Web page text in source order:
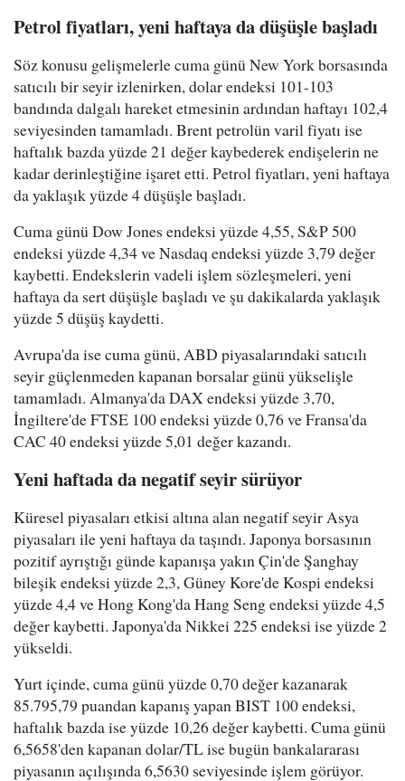
Petrol fiyatları, yeni haftaya da düşüşle başladı
Söz konusu gelişmelerle cuma günü New York borsasında
satıcılı bir seyir izlenirken, dolar endeksi 101-103
bandında dalgalı hareket etmesinin ardından haftayı 102,4
seviyesinden tamamladı. Brent petrolün varil fiyatı ise
haftalık bazda yüzde 21 değer kaybederek endişelerin ne
kadar derinleştiğine işaret etti. Petrol fiyatları, yeni haftaya
da yaklaşık yüzde 4 düşüşle başladı.
Cuma günü Dow Jones endeksi yüzde 4,55, S&P 500
endeksi yüzde 4,34 ve Nasdaq endeksi yüzde 3,79 değer
kaybetti. Endekslerin vadeli işlem sözleşmeleri, yeni
haftaya da sert düşüşle başladı ve şu dakikalarda yaklaşık
yüzde 5 düşüş kaydetti.
Avrupa'da ise cuma günü, ABD piyasalarındaki satıcılı
seyir güçlenmeden kapanan borsalar günü yükselişle
tamamladı. Almanya'da DAX endeksi yüzde 3,70,
İngiltere'de FTSE 100 endeksi yüzde 0,76 ve Fransa'da
CAC 40 endeksi yüzde 5,01 değer kazandı.
Yeni haftada da negatif seyir sürüyor
Küresel piyasaları etkisi altına alan negatif seyir Asya
piyasaları ile yeni haftaya da taşındı. Japonya borsasının
pozitif ayrıştığı günde kapanışa yakın Çin'de Şanghay
bileşik endeksi yüzde 2,3, Güney Kore'de Kospi endeksi
yüzde 4,4 ve Hong Kong'da Hang Seng endeksi yüzde 4,5
değer kaybetti. Japonya'da Nikkei 225 endeksi ise yüzde 2
yükseldi.
Yurt içinde, cuma günü yüzde 0,70 değer kazanarak
85.795,79 puandan kapanış yapan BIST 100 endeksi,
haftalık bazda ise yüzde 10,26 değer kaybetti. Cuma günü
6,5658'den kapanan dolar/TL ise bugün bankalararası
piyasanın açılışında 6,5630 seviyesinde işlem görüyor.